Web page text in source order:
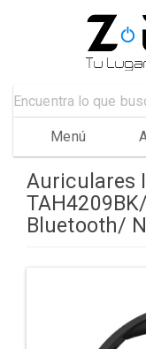
Menú
Auriculares
Bluetooth/